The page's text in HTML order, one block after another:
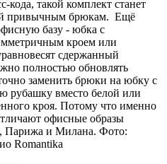
кода, такой комплект станет
привычным брюкам. Ещё
базу - юбка с
кроем или
сдержанный
полностью обновлять
заменить брюки на юбку с
рубашку вместо белой или
кроя. Потому что именно
офисные образы
Парижа и Милана. Фото:
Romantika